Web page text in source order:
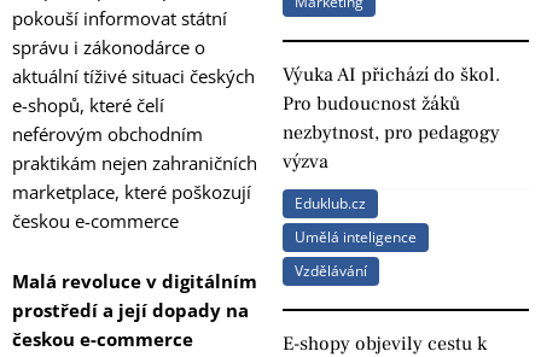
pokouší informovat státní
správu i zákonodárce o
aktuální tíživé situaci českých
e-shopů, které čelí
neférovým obchodním
praktikám nejen zahraničních
marketplace, které poškozují
českou e-commerce
Malá revoluce v digitálním
prostředí a její dopady na
českou e-commerce
Výuka AI přichází do škol.
Pro budoucnost žáků
nezbytnost, pro pedagogy
výzva
Eduklub.cz
Umělá inteligence
Vzdělávání
E-shopy objevily cestu k